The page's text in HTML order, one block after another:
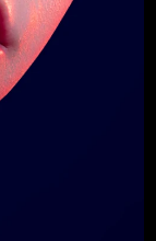
device
device
送達日期
送達日期
送達日期